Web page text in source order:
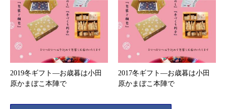
2019冬ギフト—お歳暮は小田
原かまぼこ本陣で
2017冬ギフト—お歳暮は小田
原かまぼこ本陣で